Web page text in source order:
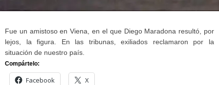
Fue un amistoso en Viena, en el que Diego Maradona resultó, por
lejos, la figura. En las tribunas, exiliados reclamaron por la
situación de nuestro país.
Compártelo:
Facebook X